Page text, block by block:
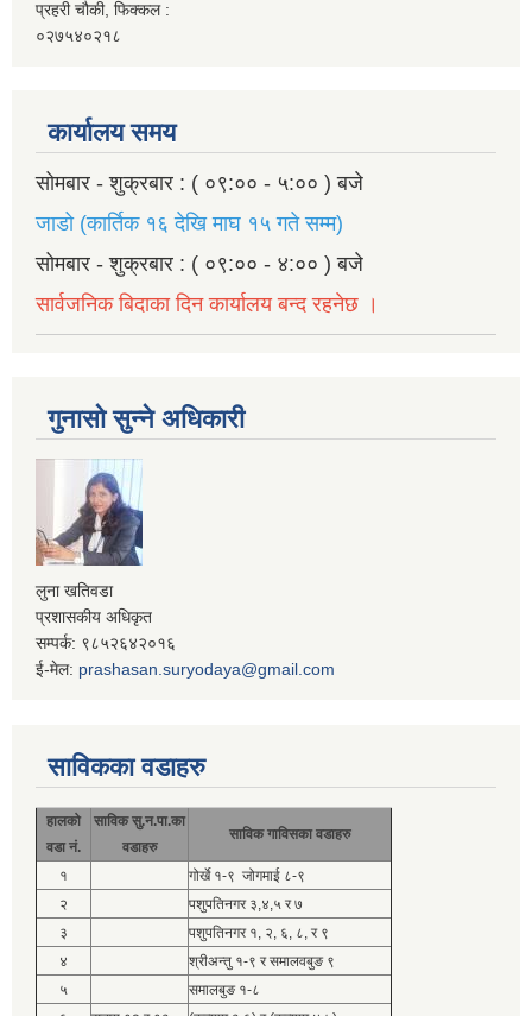
प्रहरी चौकी, फिक्कल :
०२७५४०२१८
कार्यालय समय
सोमबार - शुक्रबार : ( ०९:०० - ५:०० ) बजे
जाडो (कार्तिक १६ देखि माघ १५ गते सम्म)
सोमबार - शुक्रबार : ( ०९:०० - ४:०० ) बजे
सार्वजनिक बिदाका दिन कार्यालय बन्द रहनेछ ।
गुनासो सुन्ने अधिकारी
लुना खतिवडा
प्रशासकीय अधिकृत
सम्पर्क: ९८५२६४२०१६
ई-मेल: prashasan.suryodaya@gmail.com
साविकका वडाहरु
हालको
वडा नं.
साविक सु.न.पा.का
वडाहरु
साविक गाविसका वडाहरु
१
गोर्खे १-९ जोगमाई ८-९
२
पशुपतिनगर ३,४,५ र ७
३
पशुपतिनगर १, २, ६, ८, र ९
४
श्रीअन्तु १-९ र समालवबुङ ९
५
समालबुङ १-८